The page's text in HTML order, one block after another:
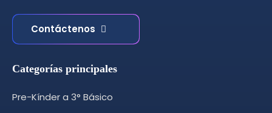
Contáctenos
Categorías principales
Pre-Kínder a 3° Básico